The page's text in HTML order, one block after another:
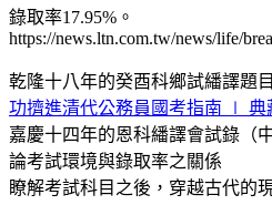
錄取率17.95%。
https://news.ltn.com.tw/news/life/
乾隆十八年的癸酉科鄉試繙譯題
功擠進清代公務員國考指南 ∣ 典
嘉慶十四年的恩科繙譯會試錄（
論考試環境與錄取率之關係
瞭解考試科目之後，穿越古代的